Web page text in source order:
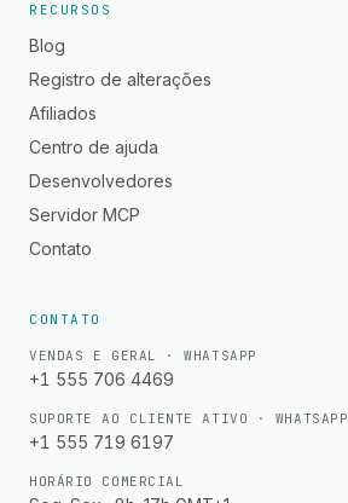
RECURSOS
Blog
Registro de alterações
Afiliados
Centro de ajuda
Desenvolvedores
Servidor MCP
Contato
CONTATO
VENDAS E GERAL · WHATSAPP
+1 555 706 4469
SUPORTE AO CLIENTE ATIVO · WHATSAPP
+1 555 719 6197
HORÁRIO COMERCIAL